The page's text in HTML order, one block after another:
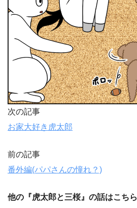
次の記事
お家大好き虎太郎
前の記事
番外編(パパさんの憧れ？)
他の『虎太郎と三桜』の話はこちら